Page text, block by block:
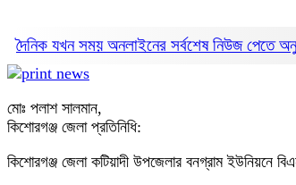
দৈনিক যখন সময় অনলাইনের সর্বশেষ নিউজ পেতে
মোঃ পলাশ সালমান,
কিশোরগঞ্জ জেলা প্রতিনিধি:
কিশোরগঞ্জ জেলা কটিয়াদী উপজেলার বনগ্রাম ইউনিয়নে